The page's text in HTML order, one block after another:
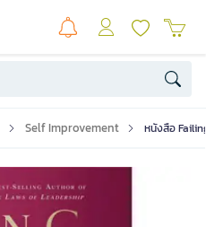
Self Improvement หนังสือ